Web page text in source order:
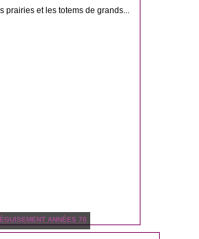
prairies et les totems de grands...
ANNÉES 70